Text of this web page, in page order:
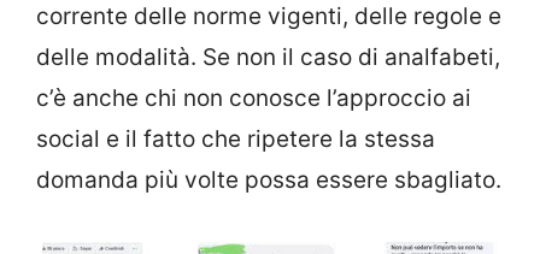
corrente delle norme vigenti, delle regole e
delle modalità. Se non il caso di analfabeti,
c’è anche chi non conosce l’approccio ai
social e il fatto che ripetere la stessa
domanda più volte possa essere sbagliato.